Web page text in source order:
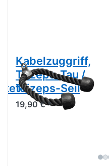
Kabelzuggriff,
Trizeps-Tau /
Trizeps-Seil
19,90 € *